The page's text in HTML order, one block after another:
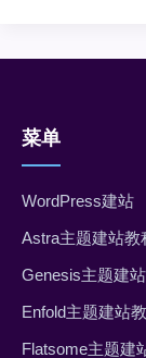
菜单
WordPress建站
Astra主题建站教
Genesis主题建
Enfold主题建站
Flatsome主题建